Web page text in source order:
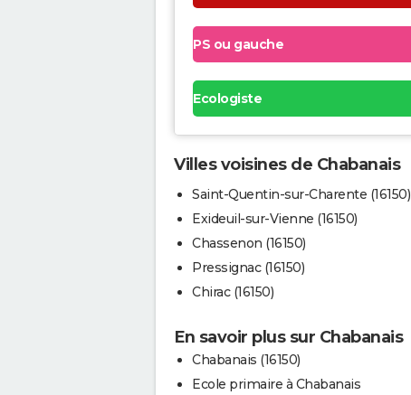
PS ou gauche
Ecologiste
Villes voisines de Chabanais
Saint-Quentin-sur-Charente (16150)
Exideuil-sur-Vienne (16150)
Chassenon (16150)
Pressignac (16150)
Chirac (16150)
En savoir plus sur Chabanais
Chabanais (16150)
Ecole primaire à Chabanais